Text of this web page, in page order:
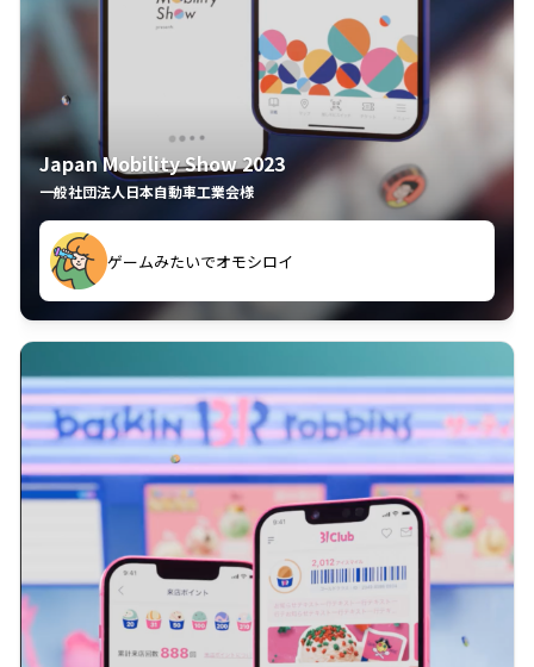
Japan Mobility Show 2023
一般社団法人日本自動車工業会様
ゲームみたいでオモシロイ
久々のモーターショーがアプリでもっと楽しめました